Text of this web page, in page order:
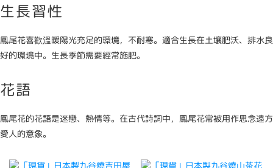
生長習性
鳳尾花喜歡溫暖陽光充足的環境，不耐寒。適合生長在土壤肥沃、排水良
好的環境中。生長季節需要經常施肥。
花語
鳳尾花的花語是迷戀、熱情等。在古代詩詞中，鳳尾花常被用作思念遠方
愛人的意象。